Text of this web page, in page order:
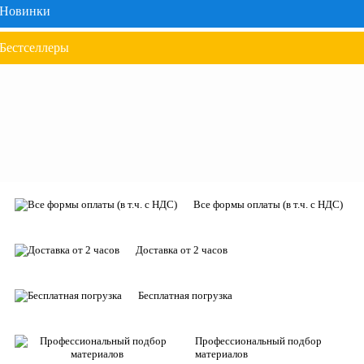
Новинки
Бестселлеры
Все формы оплаты (в т.ч. с НДС)
Доставка от 2 часов
Бесплатная погрузка
Профессиональный подбор
материалов